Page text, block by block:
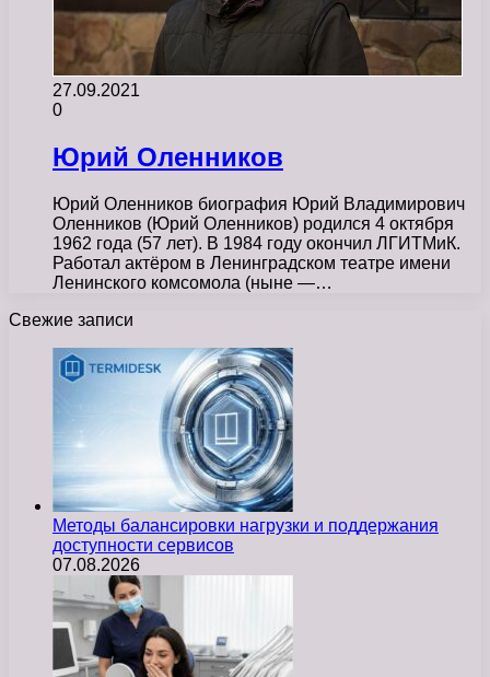
27.09.2021
0
Юрий Оленников
Юрий Оленников биография Юрий Владимирович
Оленников (Юрий Оленников) родился 4 октября
1962 года (57 лет). В 1984 году окончил ЛГИТМиК.
Работал актёром в Ленинградском театре имени
Ленинского комсомола (ныне —…
Свежие записи
Методы балансировки нагрузки и поддержания
доступности сервисов
07.08.2026